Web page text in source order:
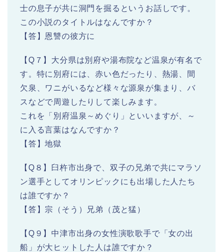
士の息子が共に洞門を掘るというお話しです。
この小説のタイトルはなんですか？
【答】恩讐の彼方に
【Q７】大分県は別府や湯布院など温泉が有名で
す。特に別府には、赤い色だったり、熱湯、間
欠泉、ワニがいるなど様々な源泉が集まり、バ
スなどで周遊したりして楽しみます。
これを「別府温泉～めぐり」といいますが、～
に入る言葉はなんですか？
【答】地獄
【Q８】臼杵市出身で、双子の兄弟で共にマラソ
ン選手としてオリンピックにも出場した人たち
は誰ですか？
【答】宗（そう）兄弟（茂と猛）
【Q９】中津市出身の女性演歌歌手で「女の出
船」が大ヒットした人は誰ですか？